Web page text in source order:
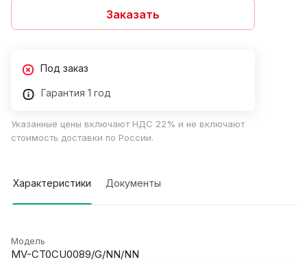
Заказать
Под заказ
Гарантия 1 год
Указанные цены включают НДС 22% и не включают
стоимость доставки по России.
Характеристики Документы
Модель
MV-CT0CU0089/G/NN/NN